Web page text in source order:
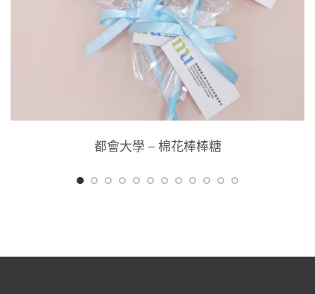
都會大學 – 棉花棒棒糖